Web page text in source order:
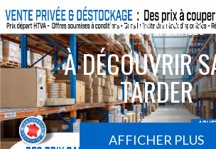
ACTIONS SPÉCIALES
À DÉCOUVRIR
TARDER
AFFICHER PLUS